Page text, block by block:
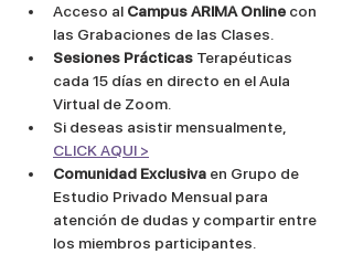
Acceso al Campus ARIMA Online con
las Grabaciones de las Clases.
Sesiones Prácticas Terapéuticas
cada 15 días en directo en el Aula
Virtual de Zoom.
Si deseas asistir mensualmente,
CLICK AQUI >
Comunidad Exclusiva en Grupo de
Estudio Privado Mensual para
atención de dudas y compartir entre
los miembros participantes.